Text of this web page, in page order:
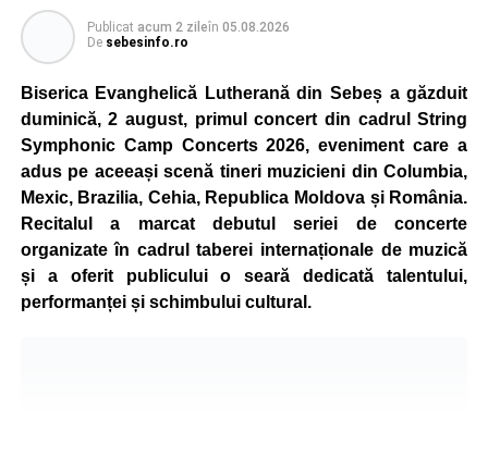
Organizatorii au pregătit trasee adaptate fiecărei categorii
de vârstă, astfel încât competiția să fie accesibilă atât
celor aflați la început de drum, cât și celor cu experiență în
mountain bike. La finalul întrecerii, cei mai bine clasați
concurenți vor fi recompensați cu premii în bani și premii
oferite de partenerii evenimentului.
Înaintea zilei de concurs, participanții își vor putea ridica
vor putea înscrie direct la competiție în cadrul Punctului
Oficial de Înscrieri și Informații (Race Office), care va
funcționa după următorul program:
Publicat acum 2 zileîn 05.08.2026
De sebesinfo.ro
Biserica Evanghelică Lutherană din Sebeș a găzduit
duminică, 2 august, primul concert din cadrul String
Symphonic Camp Concerts 2026, eveniment care a
adus pe aceeași scenă tineri muzicieni din Columbia,
Mexic, Brazilia, Cehia, Republica Moldova și România.
Recitalul a marcat debutul seriei de concerte
organizate în cadrul taberei internaționale de muzică
și a oferit publicului o seară dedicată talentului,
performanței și schimbului cultural.